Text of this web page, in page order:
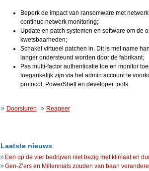
Beperk de impact van ransomware met
continue netwerk monitoring;
Update en patch systemen en software om de
kwetsbaarheden;
Schakel virtueel patchen in. Dit is met name
langer ondersteund worden door de fabrikant;
Pas multi-factor authenticatie toe en monitor
toegankelijk zijn via het admin account te
protocol, PowerShell en developer tools.
Doorsturen Reageer
Laatste nieuws
Een op de vier bedrijven niet bezig met klimaat en
Gen-Z’ers en Millennials zouden van baan